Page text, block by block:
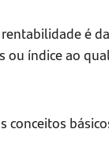
rentabilidade é
ou índice ao
conceitos